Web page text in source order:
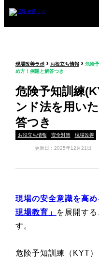
現場改善ラボ › お役立ち情報 › 危険
め方！例題と解答つき
危険予知訓練
ンド法を用い
答つき
お役立ち情報 安全対策 現場改善
更新日：2025年12月21日
現場の安全意識を高
現場教育」
を展開す
す。
危険予知訓練（KYT